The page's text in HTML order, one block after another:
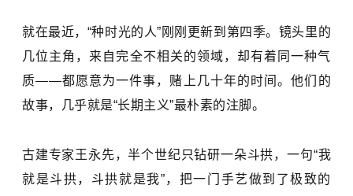
就在最近，“种时光的人”刚刚更新到第四季。镜头里的
几位主角，来自完全不相关的领域，却有着同一种气
质——都愿意为一件事，赌上几十年的时间。他们的
故事，几乎就是“长期主义”最朴素的注脚。
古建专家王永先，半个世纪只钻研一朵斗拱，一句“我
就是斗拱，斗拱就是我”，把一门手艺做到了极致的